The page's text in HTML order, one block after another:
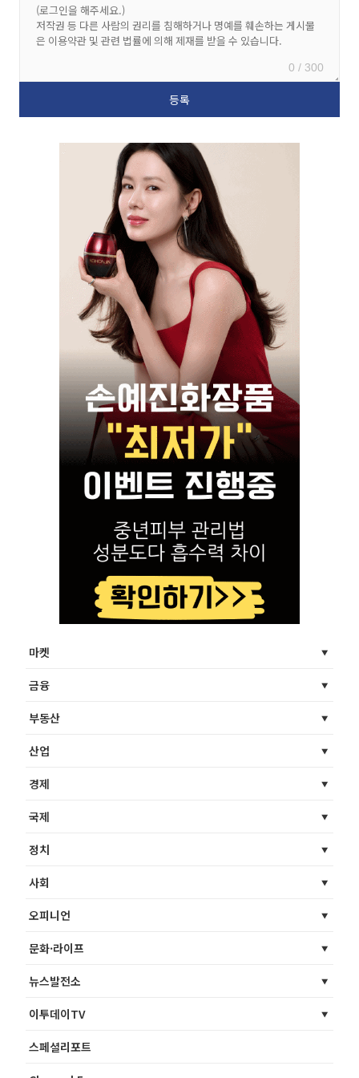
0 / 300
마켓
금융
부동산
산업
경제
국제
정치
사회
오피니언
문화·라이프
뉴스발전소
이투데이TV
스페셜리포트